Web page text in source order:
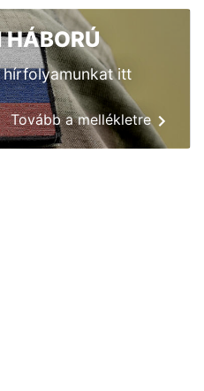
HÁBORÚ
hírfolyamunkat itt
Tovább a mellékletre